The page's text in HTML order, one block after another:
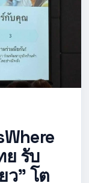
รับ
ว” โต